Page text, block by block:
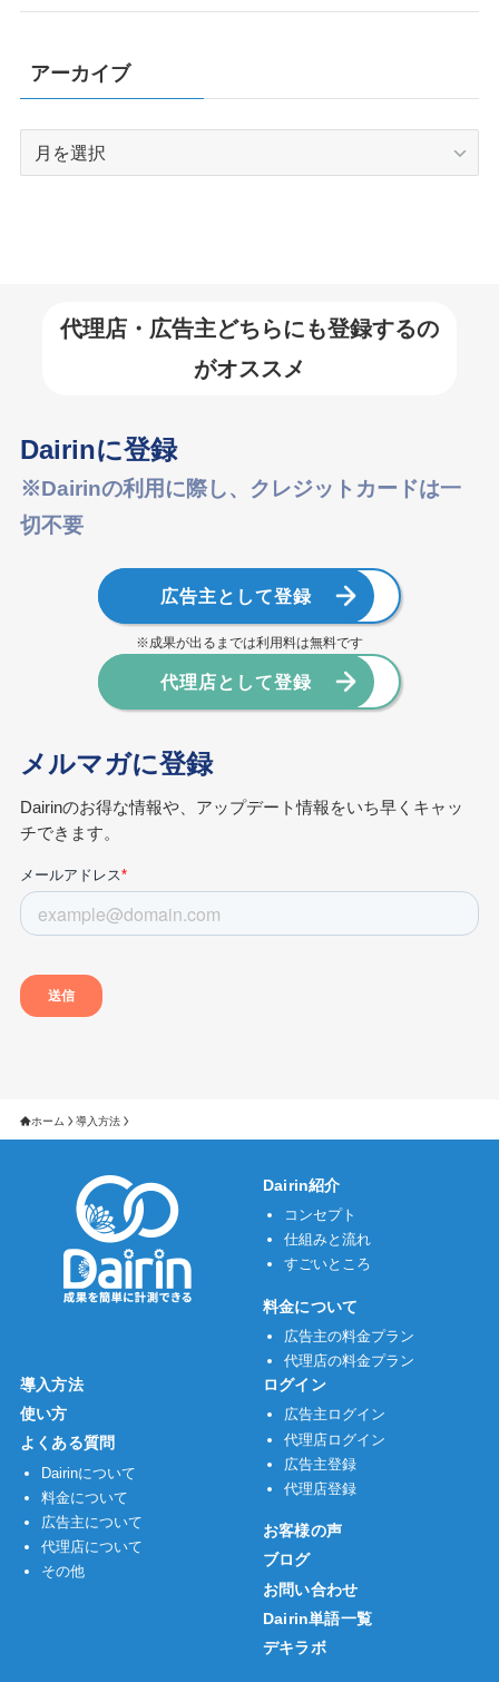
アーカイブ
代理店・広告主どちらにも登録するの
がオススメ
Dairinに登録
※Dairinの利用に際し、クレジットカードは一
切不要
広告主として登録
※成果が出るまでは利用料は無料です
代理店として登録
メルマガに登録
Dairinのお得な情報や、アップデート情報をいち早くキャッ
チできます。
ホーム 導入方法
Dairin紹介
コンセプト
仕組みと流れ
すごいところ
料金について
広告主の料金プラン
代理店の料金プラン
導入方法
使い方
よくある質問
Dairinについて
料金について
広告主について
代理店について
その他
ログイン
広告主ログイン
代理店ログイン
広告主登録
代理店登録
お客様の声
ブログ
お問い合わせ
Dairin単語一覧
デキラボ